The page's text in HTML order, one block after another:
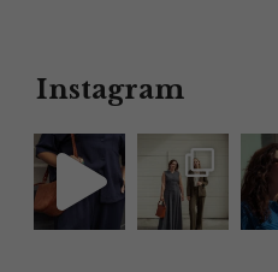
Instagram